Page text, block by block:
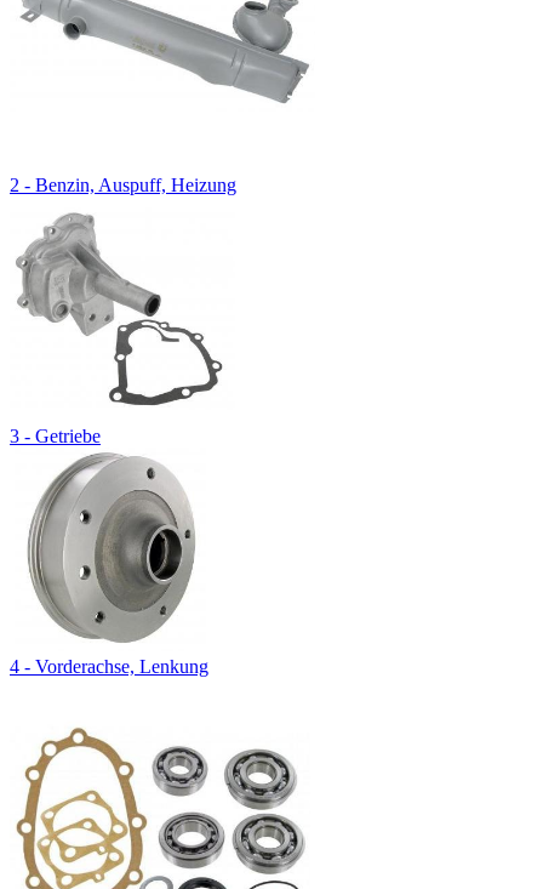
2 - Benzin, Auspuff, Heizung
3 - Getriebe
4 - Vorderachse, Lenkung